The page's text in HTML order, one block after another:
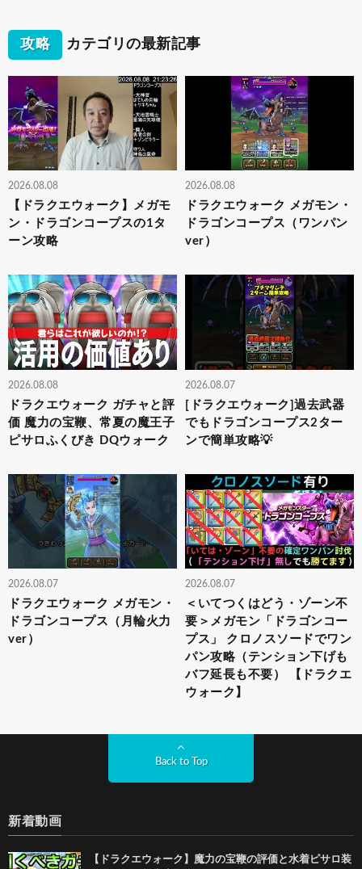
攻略 カテゴリの最新記事
2026.08.08
【ドラクエウォーク】メガモ
ン・ドラゴンコープスの1タ
ーン攻略
2026.08.08
ドラクエウォーク メガモン・
ドラゴンコープス（ワンパン
ver）
2026.08.08
ドラクエウォーク ガチャと評
価 魔力の宝鞭、常夏の魔王子
ピサロふくびき DQウォーク
2026.08.07
[ドラクエウォーク]過去武器
でもドラゴンコープス2ター
ンで簡単攻略💡
2026.08.07
ドラクエウォーク メガモン・
ドラゴンコープス（月輪火力
ver）
2026.08.07
＜いてつくはどう・ゾーン不
要＞メガモン「ドラゴンコー
プス」 クロノスソードでワン
パン攻略（テンション下げも
バフ延長も不要） 【ドラクエ
ウォーク】
Back to Top
新着動画
【ドラクエウォーク】魔力の宝鞭の評価と水着ピサロ装